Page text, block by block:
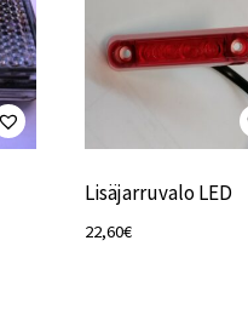
Lisäjarruvalo LED
22,60€